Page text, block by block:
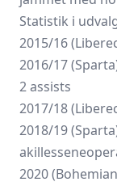
Statistik i
2015/16
2016/17
2 assists
2017/18
2018/19
2020